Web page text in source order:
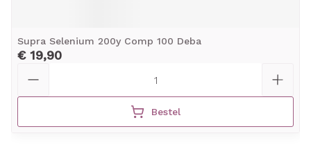
Supra Selenium 200y Comp 100 Deba
€ 19,90
Bestel